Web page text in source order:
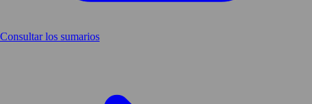
Consultar los sumarios